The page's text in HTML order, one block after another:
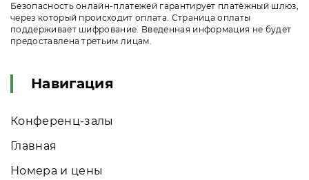
Безопасность онлайн-платежей гарантирует платёжный шлюз,
через который происходит оплата. Страница оплаты
поддерживает шифрование. Введенная информация не будет
предоставлена третьим лицам.
Навигация
Конференц-залы
Главная
Номера и цены